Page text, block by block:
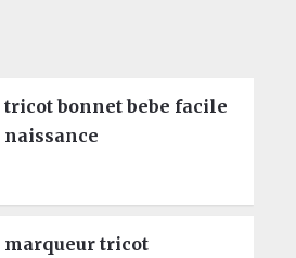
tricot bonnet bebe facile
naissance
marqueur tricot